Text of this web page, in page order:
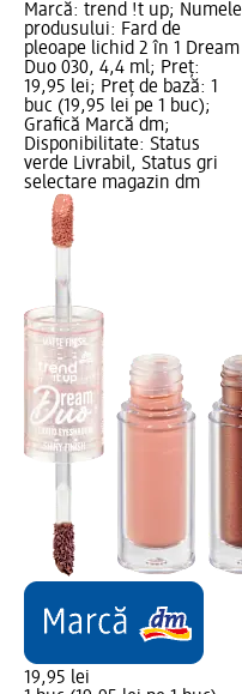
Marcă: trend !t up; Numele
produsului: Fard de
pleoape lichid 2 în 1 Dream
Duo 030, 4,4 ml; Preț:
19,95 lei; Preț de bază: 1
buc (19,95 lei pe 1 buc);
Grafică Marcă dm;
Disponibilitate: Status
verde Livrabil, Status gri
selectare magazin dm
19,95 lei